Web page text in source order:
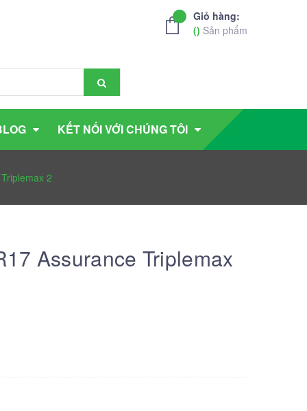
Giỏ hàng:
() Sản phẩm
KẾT NỐI VỚI CHÚNG TÔI
2
Assurance Triplemax